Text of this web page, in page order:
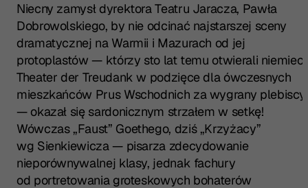
Niecny zamysł dyrektora Teatru Jaracza, Pawła
Dobrowolskiego, by nie odcinać najstarszej sceny
dramatycznej na Warmii i Mazurach od jej
protoplastów — którzy sto lat temu otwierali
Theater der Treudank w podzięce dla ówczesnych
mieszkańców Prus Wschodnich za wygrany
— okazał się sardonicznym strzałem w setkę!
Wówczas „Faust” Goethego, dziś „Krzyżacy”
wg Sienkiewicza — pisarza zdecydowanie
nieporównywalnej klasy, jednak fachury
od portretowania groteskowych bohaterów